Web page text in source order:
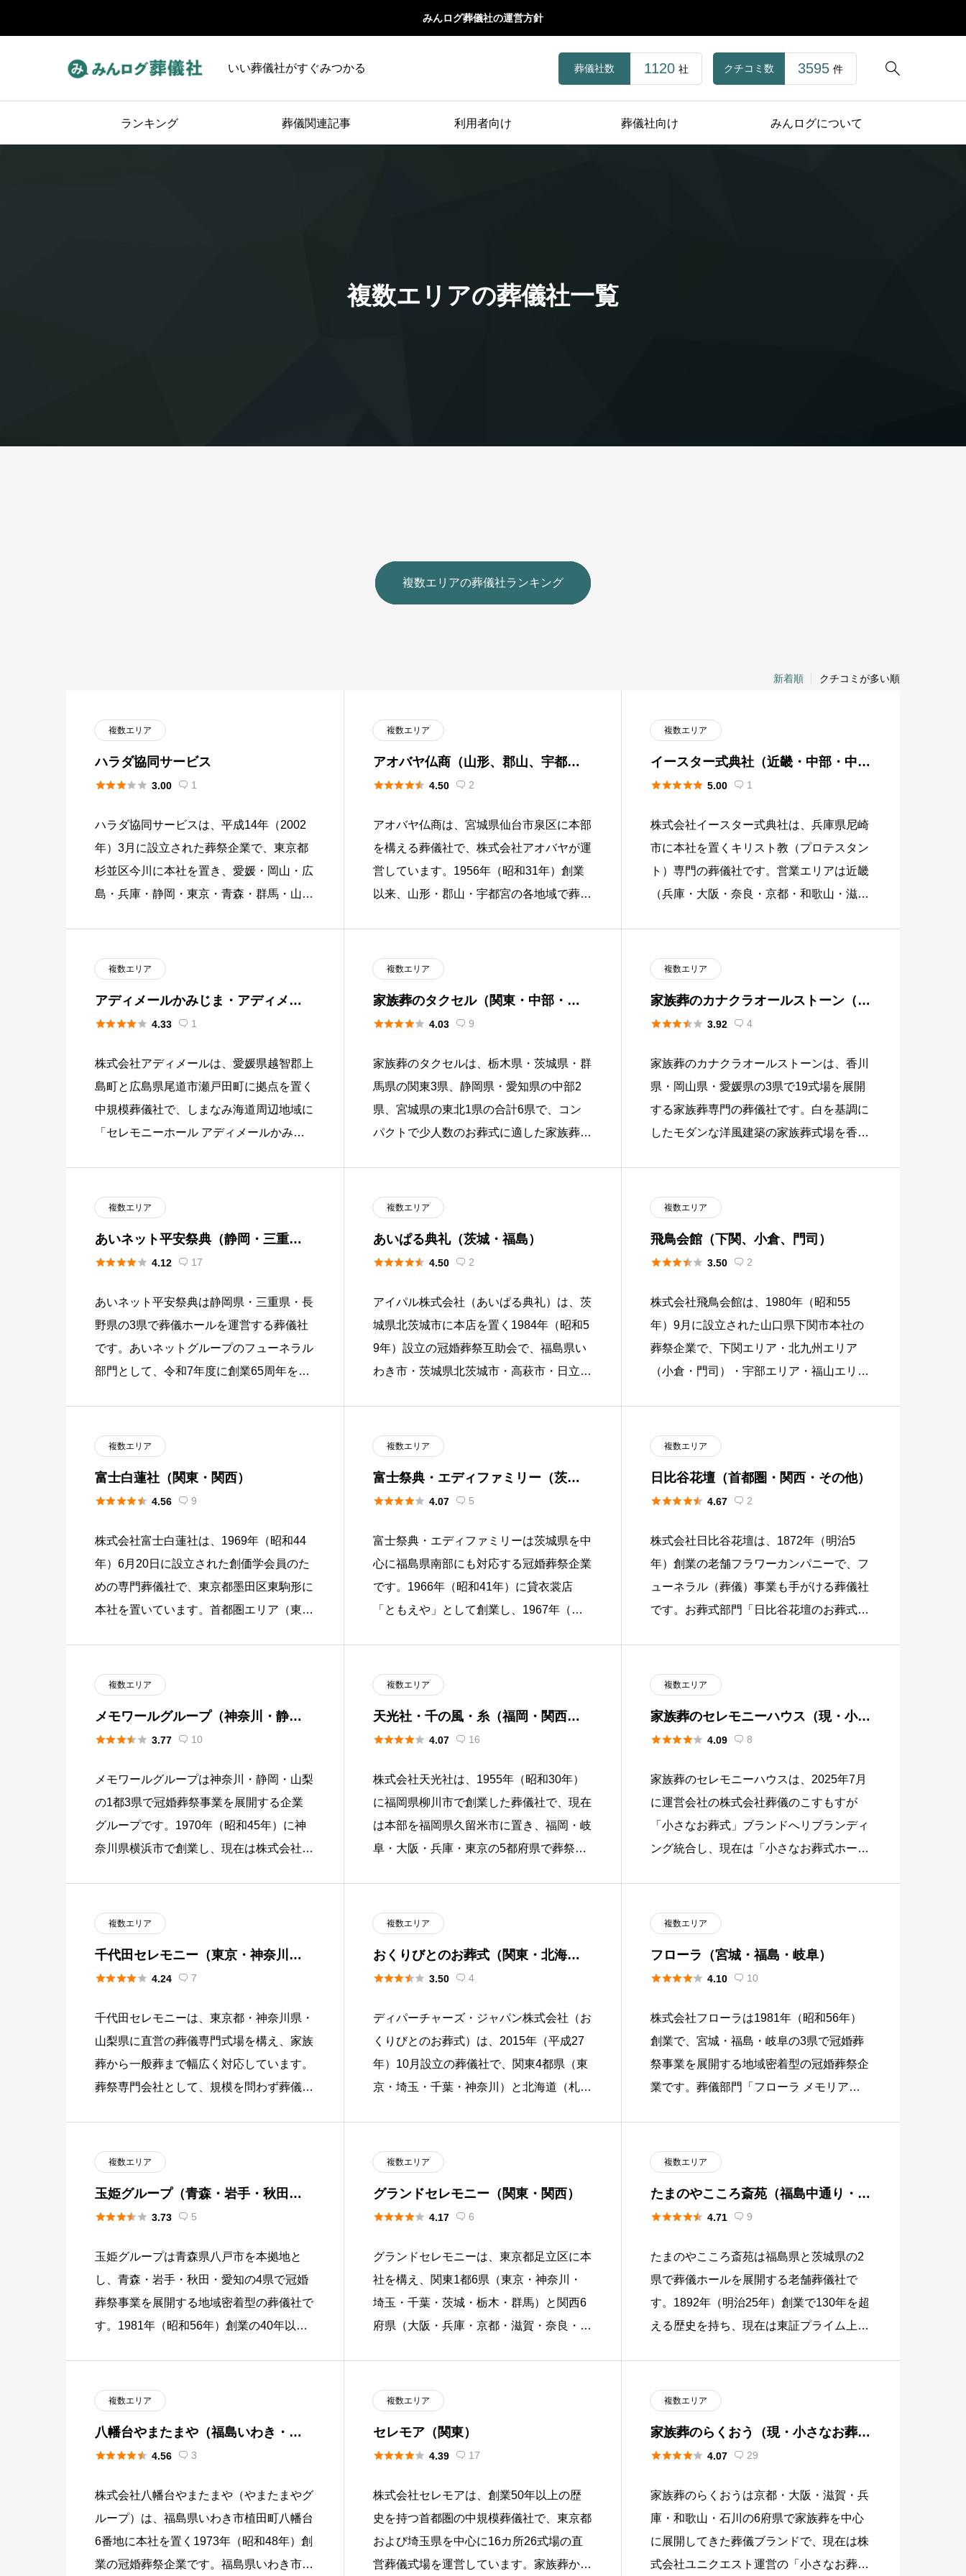
みんログ葬儀社の運営方針
いい葬儀社がすぐみつかる 
葬儀社数 1120 社 クチコミ数 3595 件
ランキング 葬儀関連記事 利用者向け 葬儀社向け みんログについて
複数エリアの葬儀社一覧
複数エリアの葬儀社ランキング
新着順 クチコミが多い順
複数エリア
ハラダ協同サービス
 3.00  1
ハラダ協同サービスは、平成14年（2002
年）3月に設立された葬祭企業で、東京都
杉並区今川に本社を置き、愛媛・岡山・広
島・兵庫・静岡・東京・青森・群馬・山形
複数エリア
アオバヤ仏商（山形、郡山、宇都
宮）
 4.50  2
アオバヤ仏商は、宮城県仙台市泉区に本部
を構える葬儀社で、株式会社アオバヤが運
営しています。1956年（昭和31年）創業
以来、山形・郡山・宇都宮の各地域で葬祭
複数エリア
イースター式典社（近畿・中部・中
国・四国）
 5.00  1
株式会社イースター式典社は、兵庫県尼崎
市に本社を置くキリスト教（プロテスタン
ト）専門の葬儀社です。営業エリアは近畿
（兵庫・大阪・奈良・京都・和歌山・滋
複数エリア
アディメールかみじま・アディメー
ル縁（上島町・尾道市）
 4.33  1
株式会社アディメールは、愛媛県越智郡上
島町と広島県尾道市瀬戸田町に拠点を置く
中規模葬儀社で、しまなみ海道周辺地域に
「セレモニーホール アディメールかみじ
複数エリア
家族葬のタクセル（関東・中部・東
北）
 4.03  9
家族葬のタクセルは、栃木県・茨城県・群
馬県の関東3県、静岡県・愛知県の中部2
県、宮城県の東北1県の合計6県で、コン
パクトで少人数のお葬式に適した家族葬専
複数エリア
家族葬のカナクラオールストーン（香
川･岡山･愛媛）
 3.92  4
家族葬のカナクラオールストーンは、香川
県・岡山県・愛媛県の3県で19式場を展開
する家族葬専門の葬儀社です。白を基調に
したモダンな洋風建築の家族葬式場を香川
複数エリア
あいネット平安祭典（静岡・三重・
長野）
 4.12  17
あいネット平安祭典は静岡県・三重県・長
野県の3県で葬儀ホールを運営する葬儀社
です。あいネットグループのフューネラル
部門として、令和7年度に創業65周年を迎
複数エリア
あいぱる典礼（茨城・福島）
 4.50  2
アイパル株式会社（あいぱる典礼）は、茨
城県北茨城市に本店を置く1984年（昭和5
9年）設立の冠婚葬祭互助会で、福島県い
わき市・茨城県北茨城市・高萩市・日立市
複数エリア
飛鳥会館（下関、小倉、門司）
 3.50  2
株式会社飛鳥会館は、1980年（昭和55
年）9月に設立された山口県下関市本社の
葬祭企業で、下関エリア・北九州エリア
（小倉・門司）・宇部エリア・福山エリア
複数エリア
富士白蓮社（関東・関西）
 4.56  9
株式会社富士白蓮社は、1969年（昭和44
年）6月20日に設立された創価学会員のた
めの専門葬儀社で、東京都墨田区東駒形に
本社を置いています。首都圏エリア（東京
複数エリア
富士祭典・エディファミリー（茨
城・福島）
 4.07  5
富士祭典・エディファミリーは茨城県を中
心に福島県南部にも対応する冠婚葬祭企業
です。1966年（昭和41年）に貸衣裳店
「ともえや」として創業し、1967年（昭
複数エリア
日比谷花壇（首都圏・関西・その他）
 4.67  2
株式会社日比谷花壇は、1872年（明治5
年）創業の老舗フラワーカンパニーで、フ
ューネラル（葬儀）事業も手がける葬儀社
です。お葬式部門「日比谷花壇のお葬式」
複数エリア
メモワールグループ（神奈川・静
岡・山梨）
 3.77  10
メモワールグループは神奈川・静岡・山梨
の1都3県で冠婚葬祭事業を展開する企業
グループです。1970年（昭和45年）に神
奈川県横浜市で創業し、現在は株式会社メ
複数エリア
天光社・千の風・糸（福岡・関西・
関東・岐阜）
 4.07  16
株式会社天光社は、1955年（昭和30年）
に福岡県柳川市で創業した葬儀社で、現在
は本部を福岡県久留米市に置き、福岡・岐
阜・大阪・兵庫・東京の5都府県で葬祭事
複数エリア
家族葬のセレモニーハウス（現・小さ
なお葬式）
 4.09  8
家族葬のセレモニーハウスは、2025年7月
に運営会社の株式会社葬儀のこすもすが
「小さなお葬式」ブランドへリブランディ
ング統合し、現在は「小さなお葬式ホー
複数エリア
千代田セレモニー（東京・神奈川・
山梨）
 4.24  7
千代田セレモニーは、東京都・神奈川県・
山梨県に直営の葬儀専門式場を構え、家族
葬から一般葬まで幅広く対応しています。
葬祭専門会社として、規模を問わず葬儀サ
複数エリア
おくりびとのお葬式（関東・北海
道）
 3.50  4
ディパーチャーズ・ジャパン株式会社（お
くりびとのお葬式）は、2015年（平成27
年）10月設立の葬儀社で、関東4都県（東
京・埼玉・千葉・神奈川）と北海道（札幌
複数エリア
フローラ（宮城・福島・岐阜）
 4.10  10
株式会社フローラは1981年（昭和56年）
創業で、宮城・福島・岐阜の3県で冠婚葬
祭事業を展開する地域密着型の冠婚葬祭企
業です。葬儀部門「フローラ メモリアル
複数エリア
玉姫グループ（青森・岩手・秋田・
愛知）
 3.73  5
玉姫グループは青森県八戸市を本拠地と
し、青森・岩手・秋田・愛知の4県で冠婚
葬祭事業を展開する地域密着型の葬儀社で
す。1981年（昭和56年）創業の40年以上
複数エリア
グランドセレモニー（関東・関西）
 4.17  6
グランドセレモニーは、東京都足立区に本
社を構え、関東1都6県（東京・神奈川・
埼玉・千葉・茨城・栃木・群馬）と関西6
府県（大阪・兵庫・京都・滋賀・奈良・和
複数エリア
たまのやこころ斎苑（福島中通り・茨
城南部）
 4.71  9
たまのやこころ斎苑は福島県と茨城県の2
県で葬儀ホールを展開する老舗葬儀社で
す。1892年（明治25年）創業で130年を超
える歴史を持ち、現在は東証プライム上場
複数エリア
八幡台やまたまや（福島いわき・茨
城北部）
 4.56  3
株式会社八幡台やまたまや（やまたまやグ
ループ）は、福島県いわき市植田町八幡台
6番地に本社を置く1973年（昭和48年）創
業の冠婚葬祭企業です。福島県いわき市全
複数エリア
セレモア（関東）
 4.39  17
株式会社セレモアは、創業50年以上の歴
史を持つ首都圏の中規模葬儀社で、東京都
および埼玉県を中心に16カ所26式場の直
営葬儀式場を運営しています。家族葬から
複数エリア
家族葬のらくおう（現・小さなお葬
式）
 4.07  29
家族葬のらくおうは京都・大阪・滋賀・兵
庫・和歌山・石川の6府県で家族葬を中心
に展開してきた葬儀ブランドで、現在は株
式会社ユニクエスト運営の「小さなお葬